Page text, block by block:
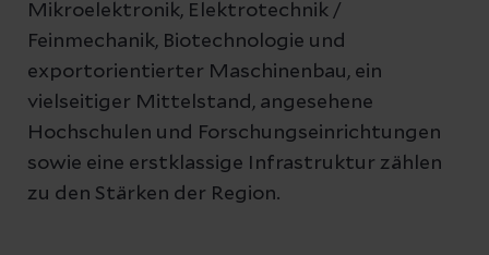
Mikroelektronik, Elektrotechnik /
Feinmechanik, Biotechnologie und
exportorientierter Maschinenbau, ein
vielseitiger Mittelstand, angesehene
Hochschulen und Forschungseinrichtungen
sowie eine erstklassige Infrastruktur zählen
zu den Stärken der Region.